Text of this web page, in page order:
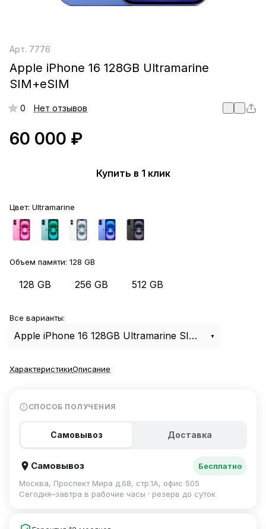
Арт. 7776
Apple iPhone 16 128GB Ultramarine
SIM+eSIM
0 Нет отзывов
60 000 ₽
Купить в 1 клик
Цвет: Ultramarine
Объем памяти: 128 GB
128 GB 256 GB 512 GB
Все варианты:
Apple iPhone 16 128GB Ultramarine SIM+eSIM
ХарактеристикиОписание
СПОСОБ ПОЛУЧЕНИЯ
Самовывоз Доставка
Самовывоз
Бесплатно
Москва, Проспект Мира д.68, стр.1А, офис 505
Сегодня–завтра в рабочие часы · резерв до суток